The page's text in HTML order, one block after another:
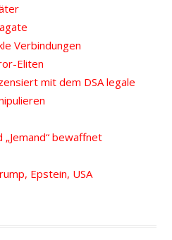
Verbindungen
Eliten
mit dem DSA legale
„Jemand“ bewaffnet
Epstein, USA